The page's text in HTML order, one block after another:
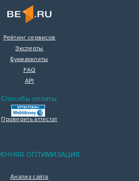
Рейтинг сервисов
Эксперты
Букмарклеты
FAQ
API
Способы оплаты:
Проверить аттестат
ОПТИМИЗАЦИЯ
Анализ сайта